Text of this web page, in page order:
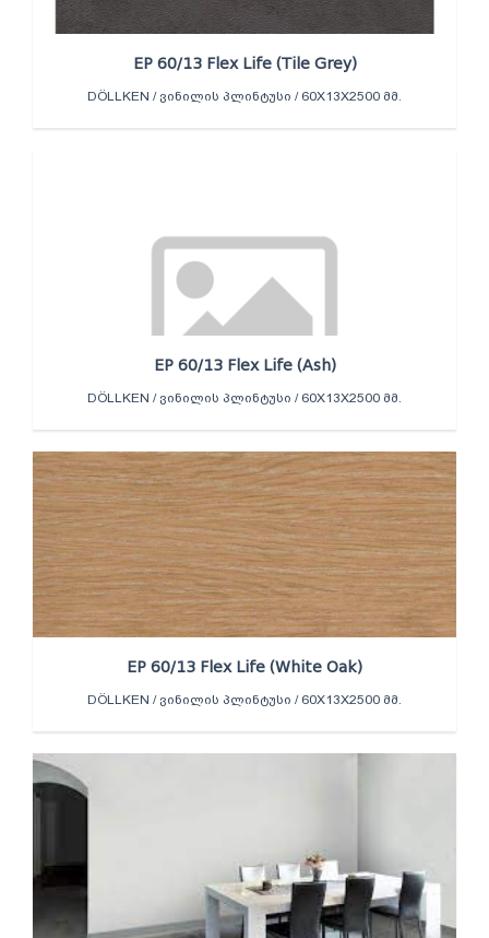
EP 60/13 Flex Life (Tile Grey)
DÖLLKEN / ᲕᲘᲜᲘᲚᲘᲡ ᲞᲚᲘᲜᲢᲣᲡᲘ / 60X13X2500 ᲛᲛ.
EP 60/13 Flex Life (Ash)
DÖLLKEN / ᲕᲘᲜᲘᲚᲘᲡ ᲞᲚᲘᲜᲢᲣᲡᲘ / 60X13X2500 ᲛᲛ.
EP 60/13 Flex Life (White Oak)
DÖLLKEN / ᲕᲘᲜᲘᲚᲘᲡ ᲞᲚᲘᲜᲢᲣᲡᲘ / 60X13X2500 ᲛᲛ.